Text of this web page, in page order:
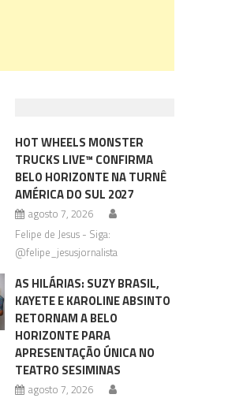
HOT WHEELS MONSTER
TRUCKS LIVE™ CONFIRMA
BELO HORIZONTE NA TURNÊ
AMÉRICA DO SUL 2027
agosto 7, 2026
Felipe de Jesus - Siga:
@felipe_jesusjornalista
AS HILÁRIAS: SUZY BRASIL,
KAYETE E KAROLINE ABSINTO
RETORNAM A BELO
HORIZONTE PARA
APRESENTAÇÃO ÚNICA NO
TEATRO SESIMINAS
agosto 7, 2026